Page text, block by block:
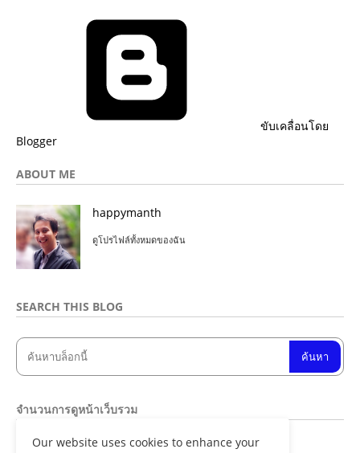
ขับเคลื่อนโดย
Blogger
ABOUT ME
happymanth
ดูโปรไฟล์ทั้งหมดของฉัน
SEARCH THIS BLOG
จำนวนการดูหน้าเว็บรวม
8512
Our website uses cookies to enhance your